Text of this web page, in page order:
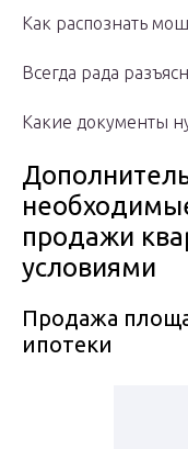
Как распознать
Всегда рада
Какие документы
продажи
условиями
Продажа
ипотеки